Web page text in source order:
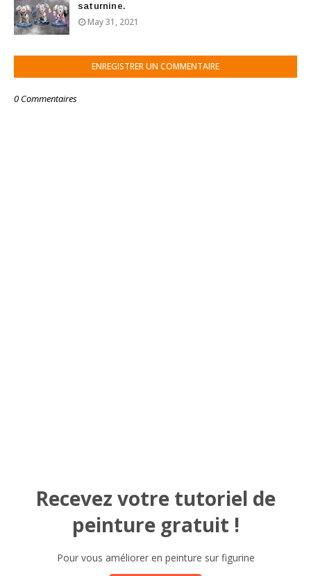
saturnine.
May 31, 2021
ENREGISTRER UN COMMENTAIRE
0 Commentaires
Recevez votre tutoriel de
peinture gratuit !
Pour vous améliorer en peinture sur figurine